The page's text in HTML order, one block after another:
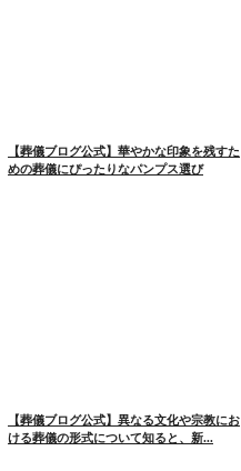
【葬儀ブログ公式】華やかな印象を残すた
めの葬儀にぴったりなパンプス選び
【葬儀ブログ公式】異なる文化や宗教にお
ける葬儀の形式について知ると、新...